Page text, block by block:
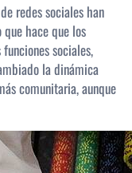
redes sociales han
hace que los
sociales,
la dinámica
comunitaria, aunque